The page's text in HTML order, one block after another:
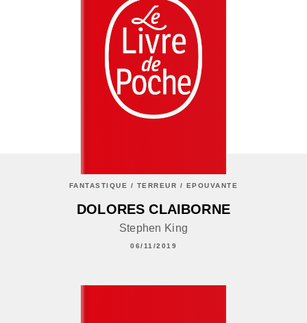
FANTASTIQUE / TERREUR / EPOUVANTE
DOLORES CLAIBORNE
Stephen King
06/11/2019